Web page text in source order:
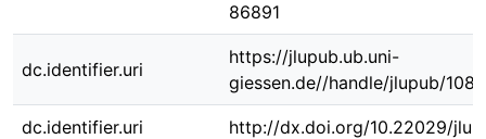
86891
dc.identifier.uri
https://jlupub.ub.uni-
giessen.de//handle/jlupub/
dc.identifier.uri http://dx.doi.org/10.22029/